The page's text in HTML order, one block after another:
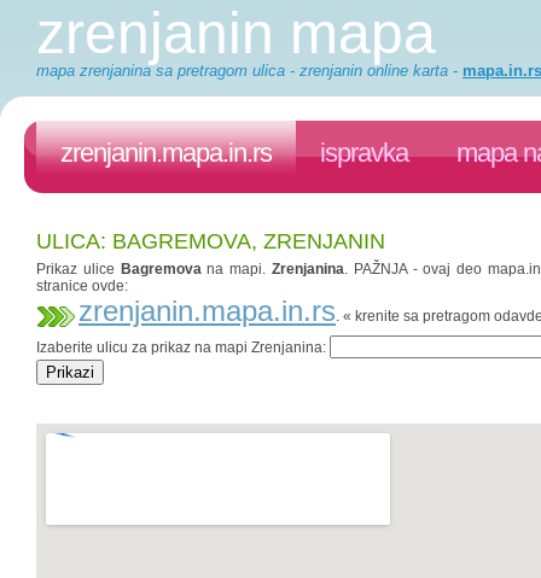
zrenjanin mapa
mapa zrenjanina sa pretragom ulica - zrenjanin online karta - mapa.in.rs
zrenjanin.mapa.in.rs ispravka mapa
ULICA: BAGREMOVA, ZRENJANIN
Prikaz ulice Bagremovana mapi.Zrenjanina. PAŽNJA - ovaj deo
stranice ovde:
zrenjanin.mapa.in.rs. « krenite sa pretragom
Izaberite ulicu za prikaz na mapi Zrenjanina: